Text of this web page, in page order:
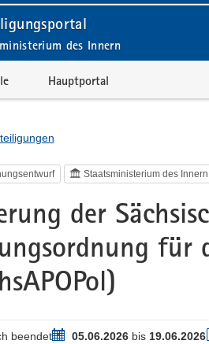
des Innern
Hauptportal
Staatsministerium des Innern
der
für
beendetZeitraum05.06.2026bis 19.06.2026